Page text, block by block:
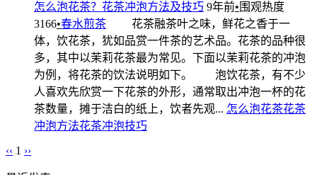
怎么泡花茶？花茶冲泡方法及技巧 9年前• 围观热度
3166•春水煎茶
花茶融茶叶之味，鲜花之香于一
体，饮花茶，犹如品赏一件茶的艺术品。花茶的品种很
多，其中以茉莉花茶最为常见。下面以茉莉花茶的冲泡
为例，将花茶的饮法说明如下。 泡饮花茶，有不少
人喜欢先欣赏一下花茶的外形，通常取出冲泡一杯的花
茶数量，摊于洁白的纸上，饮者先观... 怎么泡花茶花茶
冲泡方法花茶冲泡技巧
‹‹ 1 ››